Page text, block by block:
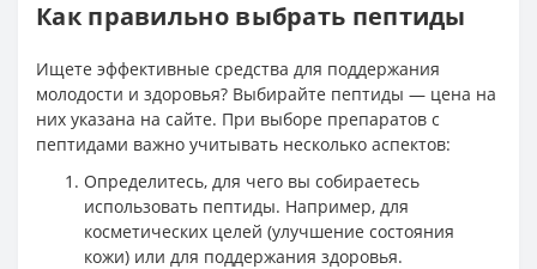
Как правильно выбрать пептиды
Ищете эффективные средства для поддержания
молодости и здоровья? Выбирайте пептиды — цена на
них указана на сайте. При выборе препаратов с
пептидами важно учитывать несколько аспектов:
Определитесь, для чего вы собираетесь
использовать пептиды. Например, для
косметических целей (улучшение состояния
кожи) или для поддержания здоровья.